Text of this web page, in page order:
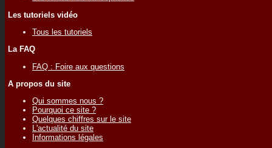
Les tutoriels vidéo
Tous les tutoriels
La FAQ
FAQ : Foire aux questions
A propos du site
Qui sommes nous ?
Pourquoi ce site ?
Quelques chiffres sur le site
L'actualité du site
Informations légales